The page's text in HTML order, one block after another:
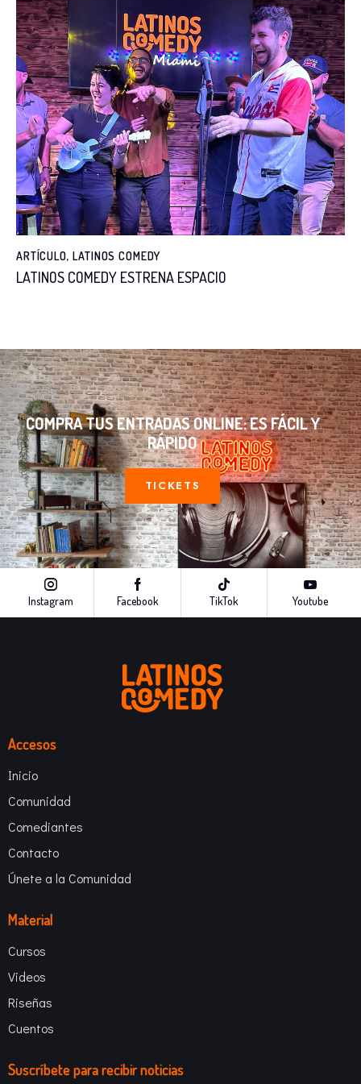
ARTÍCULO,LATINOS COMEDY
LATINOS COMEDY ESTRENA ESPACIO
COMPRA TUS ENTRADAS ONLINE: ES FÁCIL Y
RÁPIDO
TICKETS
Instagram Facebook TikTok Youtube
Accesos
Inicio
Comunidad
Comediantes
Contacto
Únete a la Comunidad
Material
Cursos
Videos
Riseñas
Cuentos
Suscríbete para recibir noticias